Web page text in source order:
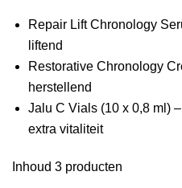
Repair Lift Chronology
liftend
Restorative Chronology
herstellend
Jalu C Vials (10 x 0,8 ml)
extra vitaliteit
Inhoud 3 producten